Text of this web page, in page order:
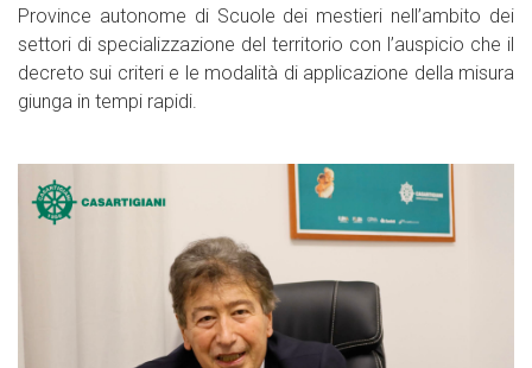
Province autonome di Scuole dei mestieri nell’ambito dei
settori di specializzazione del territorio con l’auspicio che il
decreto sui criteri e le modalità di applicazione della misura
giunga in tempi rapidi.